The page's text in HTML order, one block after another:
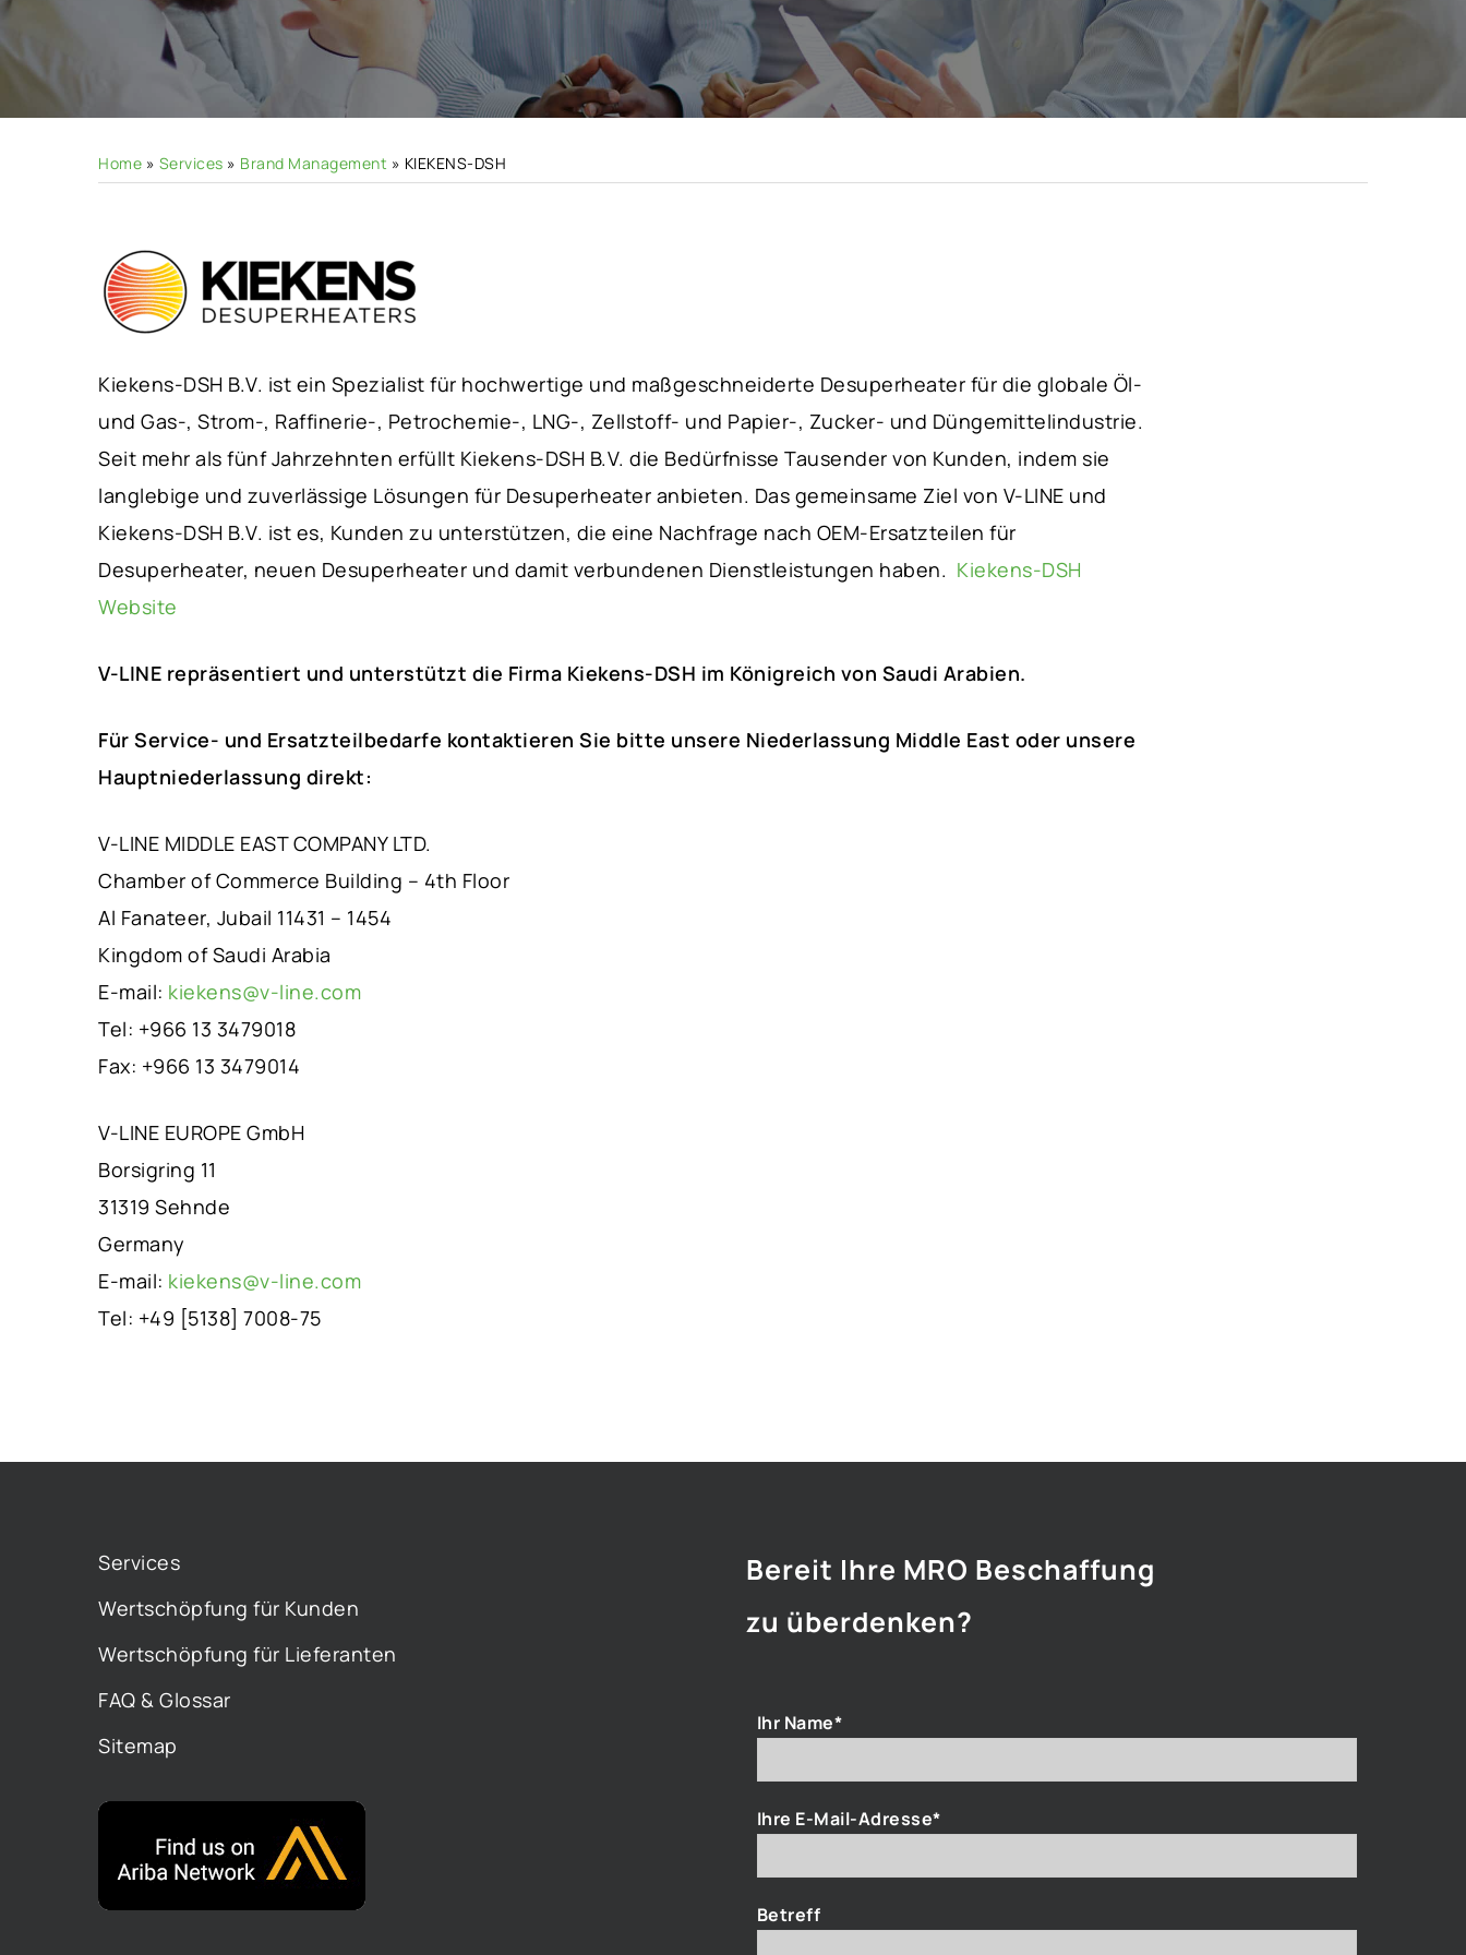
Hit enter to search or ESC to close
Home » Services » Brand Management » KIEKENS-DSH
Kiekens-DSH B.V. ist ein Spezialist für hochwertige und maßgeschneiderte Desuperheater für die globale Öl-
und Gas-, Strom-, Raffinerie-, Petrochemie-, LNG-, Zellstoff- und Papier-, Zucker- und Düngemittelindustrie.
Seit mehr als fünf Jahrzehnten erfüllt Kiekens-DSH B.V. die Bedürfnisse Tausender von Kunden, indem sie
langlebige und zuverlässige Lösungen für Desuperheater anbieten. Das gemeinsame Ziel von V-LINE und
Kiekens-DSH B.V. ist es, Kunden zu unterstützen, die eine Nachfrage nach OEM-Ersatzteilen für
Desuperheater, neuen Desuperheater und damit verbundenen Dienstleistungen haben. Kiekens-DSH
Website
V-LINE repräsentiert und unterstützt die Firma Kiekens-DSH im Königreich von Saudi Arabien.
Für Service- und Ersatzteilbedarfe kontaktieren Sie bitte unsere Niederlassung Middle East oder unsere
Hauptniederlassung direkt:
V-LINE MIDDLE EAST COMPANY LTD.
Chamber of Commerce Building – 4th Floor
Al Fanateer, Jubail 11431 – 1454
Kingdom of Saudi Arabia
E-mail: kiekens@v-line.com
Tel: +966 13 3479018
Fax: +966 13 3479014
V-LINE EUROPE GmbH
Borsigring 11
31319 Sehnde
Germany
E-mail: kiekens@v-line.com
Tel: +49 [5138] 7008-75
Services
Wertschöpfung für Kunden
Wertschöpfung für Lieferanten
FAQ & Glossar
Sitemap
Bereit Ihre MRO Beschaffung
zu überdenken?
Ihr Name*
Ihre E-Mail-Adresse*
Betreff